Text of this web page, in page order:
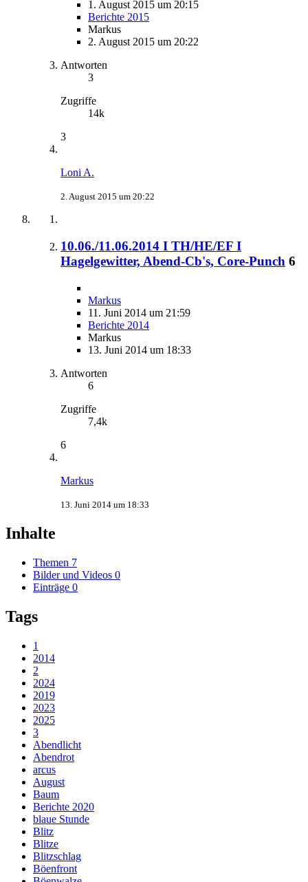
1. August 2015 um 20:15
Berichte 2015
Markus
2. August 2015 um 20:22
Antworten
3
Zugriffe
14k
3
Loni A.
2. August 2015 um 20:22
10.06./11.06.2014 I TH/HE/EF I
Hagelgewitter, Abend-Cb's, Core-Punch 6
Markus
11. Juni 2014 um 21:59
Berichte 2014
Markus
13. Juni 2014 um 18:33
Antworten
6
Zugriffe
7,4k
6
Markus
13. Juni 2014 um 18:33
Inhalte
Themen 7
Bilder und Videos 0
Einträge 0
Tags
1
2014
2
2024
2019
2023
2025
3
Abendlicht
Abendrot
arcus
August
Baum
Berichte 2020
blaue Stunde
Blitz
Blitze
Blitzschlag
Böenfront